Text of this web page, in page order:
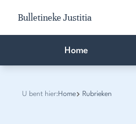
Bulletineke Justitia
Home
U bent hier: Home Rubrieken